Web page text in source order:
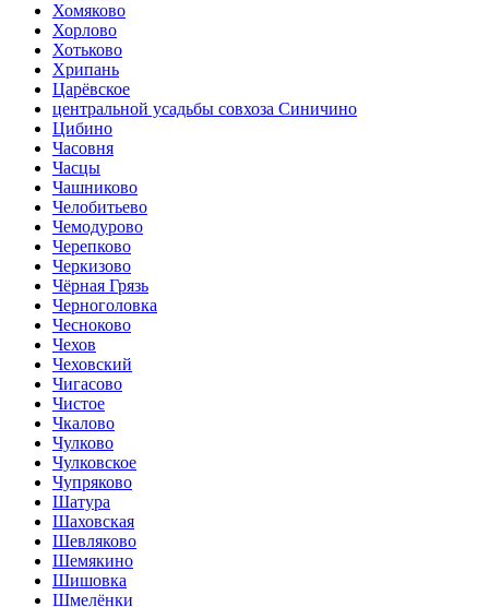
Хомяково
Хорлово
Хотьково
Хрипань
Царёвское
центральной усадьбы совхоза Синичино
Цибино
Часовня
Часцы
Чашниково
Челобитьево
Чемодурово
Черепково
Черкизово
Чёрная Грязь
Черноголовка
Чесноково
Чехов
Чеховский
Чигасово
Чистое
Чкалово
Чулково
Чулковское
Чупряково
Шатура
Шаховская
Шевляково
Шемякино
Шишовка
Шмелёнки